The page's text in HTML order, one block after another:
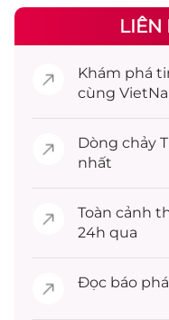
LIÊN
Khám phá
cùng
Dòng chảy
nhất
Toàn cảnh
24h qua
Đọc báo